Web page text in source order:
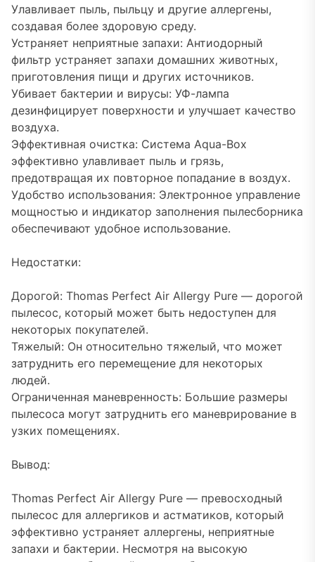
Улавливает пыль, пыльцу и другие аллергены,
создавая более здоровую среду.
Устраняет неприятные запахи: Антиодорный
фильтр устраняет запахи домашних животных,
приготовления пищи и других источников.
Убивает бактерии и вирусы: УФ-лампа
дезинфицирует поверхности и улучшает качество
воздуха.
Эффективная очистка: Система Aqua-Box
эффективно улавливает пыль и грязь,
предотвращая их повторное попадание в воздух.
Удобство использования: Электронное управление
мощностью и индикатор заполнения пылесборника
обеспечивают удобное использование.
Недостатки:
Дорогой: Thomas Perfect Air Allergy Pure — дорогой
пылесос, который может быть недоступен для
некоторых покупателей.
Тяжелый: Он относительно тяжелый, что может
затруднить его перемещение для некоторых
людей.
Ограниченная маневренность: Большие размеры
пылесоса могут затруднить его маневрирование в
узких помещениях.
Вывод:
Thomas Perfect Air Allergy Pure — превосходный
пылесос для аллергиков и астматиков, который
эффективно устраняет аллергены, неприятные
запахи и бактерии. Несмотря на высокую